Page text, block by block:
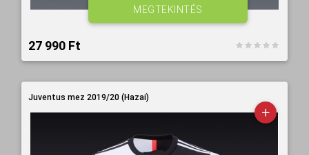
27 990 Ft‎
MEGTEKINTÉS
Juventus mez 2019/20 (Hazai)